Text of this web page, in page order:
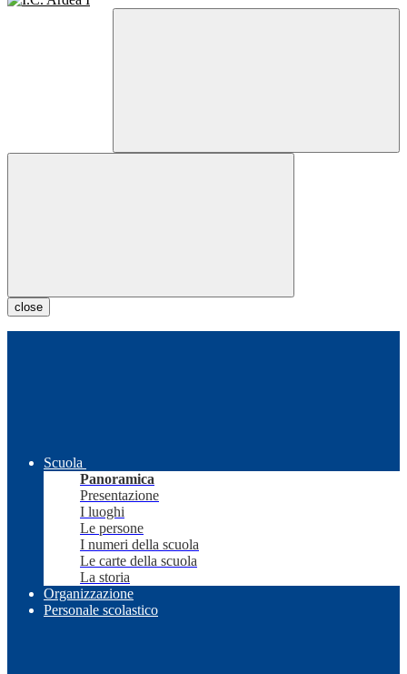
close
Scuola
Panoramica
Presentazione
I luoghi
Le persone
I numeri della scuola
Le carte della scuola
La storia
Organizzazione
Personale scolastico